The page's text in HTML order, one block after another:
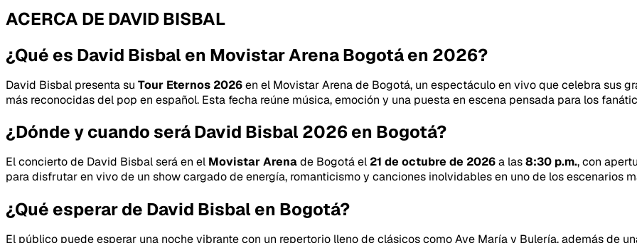
ACERCA DE DAVID BISBAL
¿Qué es David Bisbal en Movistar Arena Bogotá en 2026?
David Bisbal presenta su Tour Eternos 2026en el Movistar Arena de Bogotá, un espectáculo en vivo que celebra sus
más reconocidas del pop en español. Esta fecha reúne música, emoción y una puesta en escena pensada para los
¿Dónde y cuando será David Bisbal 2026 en Bogotá?
El concierto de David Bisbal será en el Movistar Arenade Bogotá el 21 de octubre de 2026a las8:30 p.m., con
para disfrutar en vivo de un show cargado de energía, romanticismo y canciones inolvidables en uno de los escenarios
¿Qué esperar de David Bisbal en Bogotá?
El público puede esperar una noche vibrante con un repertorio lleno de clásicos comoAve Maríay Bulería, además de